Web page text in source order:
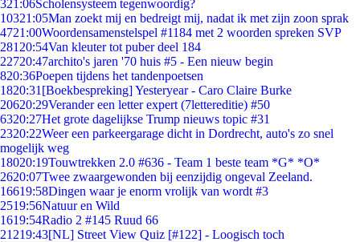
321:06Scholensysteem tegenwoordig?
10321:05Man zoekt mij en bedreigt mij, nadat ik met zijn zoon sprak
4721:00Woordensamenstelspel #1184 met 2 woorden spreken SVP
281 20:54Van kleuter tot puber deel 184
22720:47archito's jaren '70 huis #5 - Een nieuw begin
820:36Poepen tijdens het tandenpoetsen
1820:31 [Boekbespreking] Yesteryear - Caro Claire Burke
20620:29Verander een letter expert (7lettereditie) #50
6320:27Het grote dagelijkse Trump nieuws topic #31
2320:22Weer een parkeergarage dicht in Dordrecht, auto's zo snel
mogelijk weg
18020:19Touwtrekken 2.0 #636 - Team 1 beste team *G* *O*
2620:07Twee zwaargewonden bij eenzijdig ongeval Zeeland.
16619:58Dingen waar je enorm vrolijk van wordt #3
2519:56Natuur en Wild
1619:54Radio 2 #145 Ruud 66
21219:43[NL] Street View Quiz [#122] - Loogisch toch